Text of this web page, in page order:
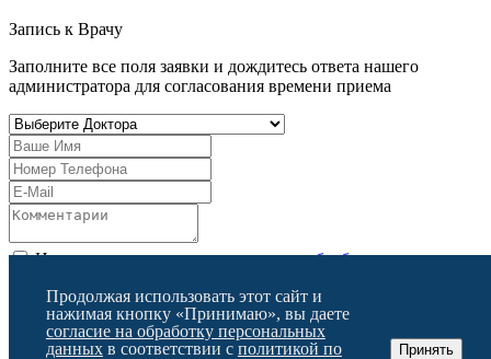
Запись к Врачу
Заполните все поля заявки и дождитесь ответа нашего
администратора для согласования времени приема
Нажимая кнопку, я даюсогласие на обработку моих
обработке персональных данных
Продолжая использовать этот сайт и
нажимая кнопку «Принимаю», вы даете
согласие на обработку персональных
данныхв соответствии с политикой по
Принять